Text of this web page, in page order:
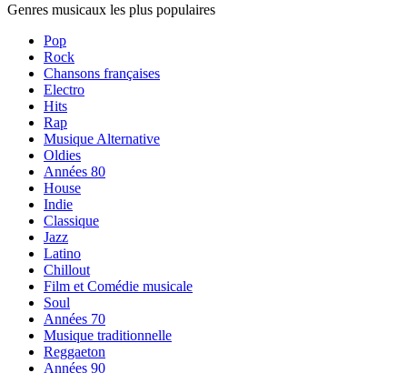
Genres musicaux les plus populaires
Pop
Rock
Chansons françaises
Electro
Hits
Rap
Musique Alternative
Oldies
Années 80
House
Indie
Classique
Jazz
Latino
Chillout
Film et Comédie musicale
Soul
Années 70
Musique traditionnelle
Reggaeton
Années 90